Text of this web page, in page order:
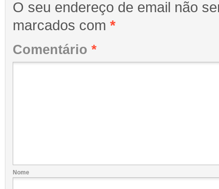
O seu endereço de email não
marcados com *
Comentário *
Nome